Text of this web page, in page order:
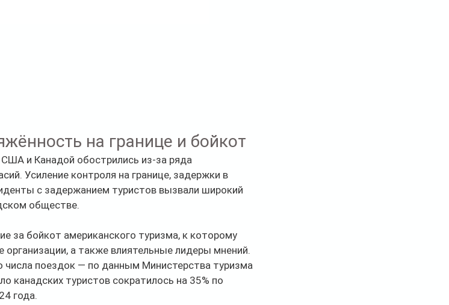
на границе и бойкот
и Канадой обострились из-за ряда
Усиление контроля на границе, задержки в
с задержанием туристов вызвали широкий
обществе.
за бойкот американского туризма, к которому
а также влиятельные лидеры мнений.
числа поездок — по данным Министерства туризма
канадских туристов сократилось на 35% по
года.